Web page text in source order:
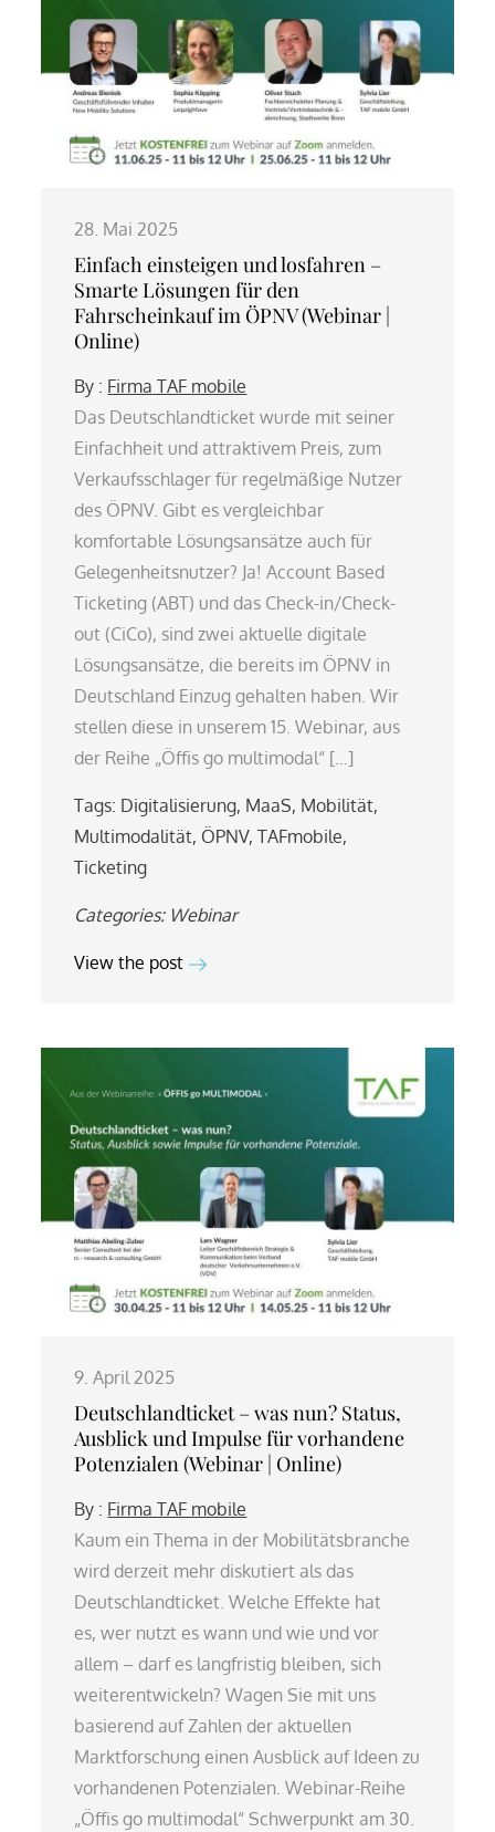
28. Mai 2025
Einfach einsteigen und losfahren –
Smarte Lösungen für den
Fahrscheinkauf im ÖPNV (Webinar |
Online)
By : Firma TAF mobile
Das Deutschlandticket wurde mit seiner
Einfachheit und attraktivem Preis, zum
Verkaufsschlager für regelmäßige Nutzer
des ÖPNV. Gibt es vergleichbar
komfortable Lösungsansätze auch für
Gelegenheitsnutzer? Ja! Account Based
Ticketing (ABT) und das Check-in/Check-
out (CiCo), sind zwei aktuelle digitale
Lösungsansätze, die bereits im ÖPNV in
Deutschland Einzug gehalten haben. Wir
stellen diese in unserem 15. Webinar, aus
der Reihe „Öffis go multimodal“ […]
Tags: Digitalisierung, MaaS, Mobilität,
Multimodalität, ÖPNV,TAFmobile,
Ticketing
Categories: Webinar
View the post
9. April 2025
Deutschlandticket – was nun? Status,
Ausblick und Impulse für vorhandene
Potenzialen (Webinar | Online)
By : Firma TAF mobile
Kaum ein Thema in der Mobilitätsbranche
wird derzeit mehr diskutiert als das
Deutschlandticket. Welche Effekte hat
es, wer nutzt es wann und wie und vor
allem – darf es langfristig bleiben, sich
weiterentwickeln? Wagen Sie mit uns
basierend auf Zahlen der aktuellen
Marktforschung einen Ausblick auf Ideen zu
vorhandenen Potenzialen. Webinar-Reihe
„Öffis go multimodal“ Schwerpunkt am 30.